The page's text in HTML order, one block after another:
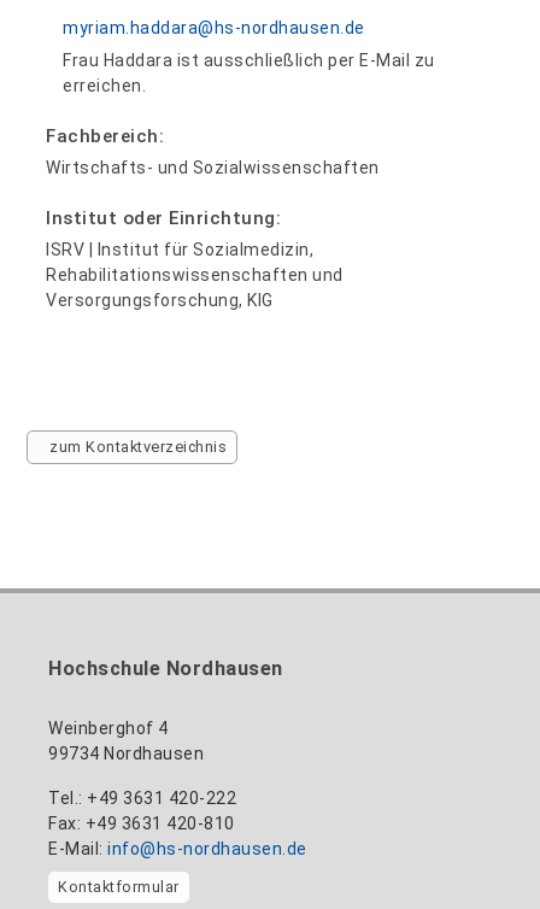
myriam.haddara@hs-nordhausen.de
Frau Haddara ist ausschließlich per E-Mail zu
erreichen.
Fachbereich:
Wirtschafts- und Sozialwissenschaften
Institut oder Einrichtung:
ISRV | Institut für Sozialmedizin,
Rehabilitationswissenschaften und
Versorgungsforschung, KIG
zum Kontaktverzeichnis
Hochschule Nordhausen
Weinberghof 4
99734 Nordhausen
Tel.: +49 3631 420-222
Fax: +49 3631 420-810
E-Mail: info@hs-nordhausen.de
Kontaktformular